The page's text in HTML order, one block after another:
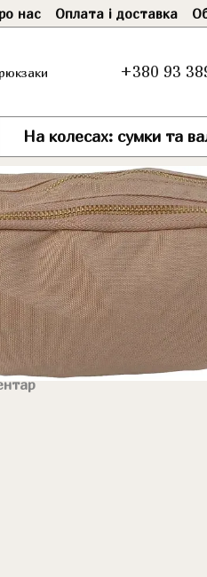
нас Оплата і доставка
+380 93
На колесах: сумки та